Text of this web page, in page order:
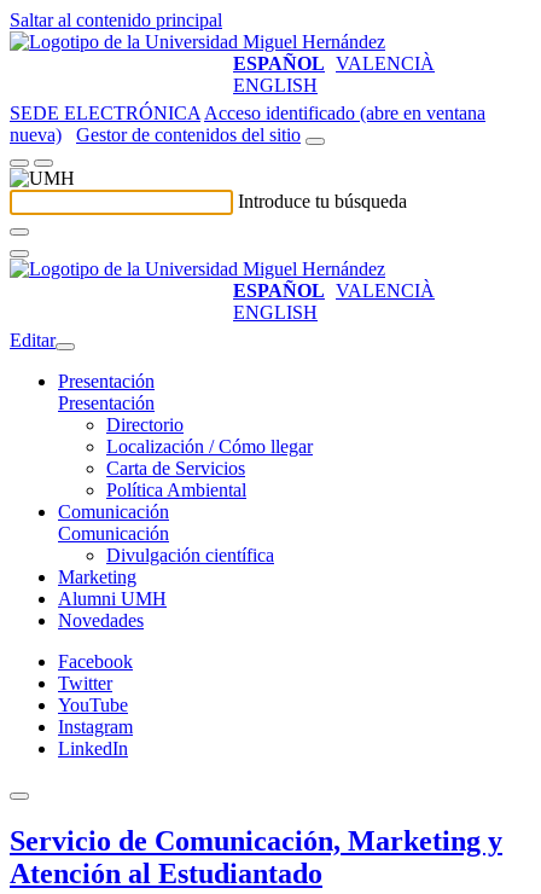
Saltar al contenido principal
ESPAÑOL VALENCIÀ
ENGLISH
SEDE ELECTRÓNICA Acceso identificado (abre en ventana
nueva)
Gestor de contenidos del sitio
Introduce tu búsqueda
ESPAÑOL VALENCIÀ
ENGLISH
Editar
Presentación
Presentación
Directorio
Localización / Cómo llegar
Carta de Servicios
Política Ambiental
Comunicación
Comunicación
Divulgación científica
Marketing
Alumni UMH
Novedades
Facebook
Twitter
YouTube
Instagram
LinkedIn
Servicio de Comunicación, Marketing y
Atención al Estudiantado